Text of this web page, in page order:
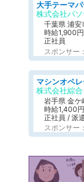
株式会社パソ
千葉県 浦安
時給1,900円
正社員
スポンサー
株式会社綜
岩手県 金ケ
時給1,400
正社員 / 派
スポンサー